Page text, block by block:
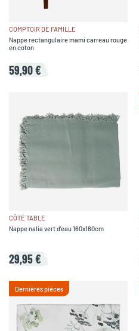
COMPTOIR DE FAMILLE
Nappe rectangulaire mami carreau rouge
en coton
59,90 €
CÔTÉ TABLE
Nappe nalia vert d'eau 160x160cm
29,95 €
Dernières pièces